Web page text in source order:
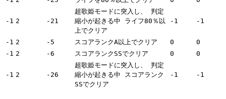
-1 2 -21
超歌姫モードに突入し、 判定
縮小が起きる中 ライフ80％以
上でクリア
-1 -1
-1 2 -5 スコアランクA以上でクリア 0
0
-1 2 -6 スコアランクSSでクリア 0 0
-1 2 -26
超歌姫モードに突入し、 判定
縮小が起きる中 スコアランク
SSでクリア
-1 -1